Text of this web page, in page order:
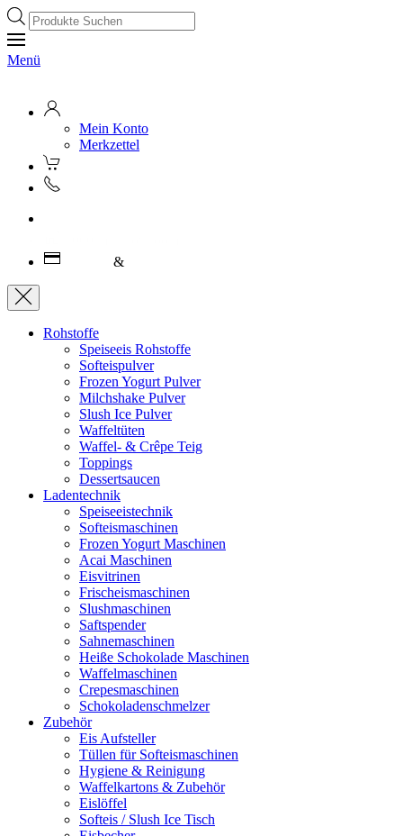
Products
search
Menü
Mein Konto
Merkzettel
&
Rohstoffe
Speiseeis Rohstoffe
Softeispulver
Frozen Yogurt Pulver
Milchshake Pulver
Slush Ice Pulver
Waffeltüten
Waffel- & Crêpe Teig
Toppings
Dessertsaucen
Ladentechnik
Speiseeistechnik
Softeismaschinen
Frozen Yogurt Maschinen
Acai Maschinen
Eisvitrinen
Frischeismaschinen
Slushmaschinen
Saftspender
Sahnemaschinen
Heiße Schokolade Maschinen
Waffelmaschinen
Crepesmaschinen
Schokoladenschmelzer
Zubehör
Eis Aufsteller
Tüllen für Softeismaschinen
Hygiene & Reinigung
Waffelkartons & Zubehör
Eislöffel
Softeis / Slush Ice Tisch